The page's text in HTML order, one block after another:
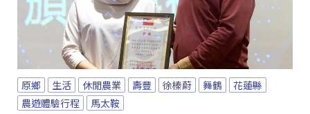
原鄉 生活 休閒農業 壽豐 徐榛蔚 舞鶴
花蓮縣
農遊體驗行程
馬太鞍